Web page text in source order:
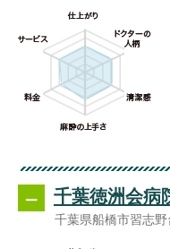
-- 千葉徳洲会病
千葉県船橋市習志